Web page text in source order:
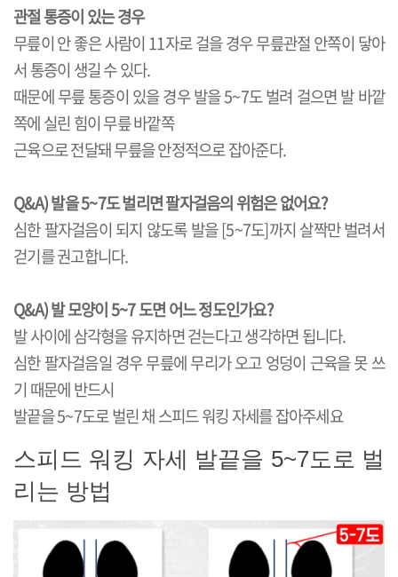
관절 통증이 있는 경우
무릎이 안 좋은 사람이 11자로 걸을 경우 무릎관절 안쪽이 닿아
서 통증이 생길 수 있다.
때문에 무릎 통증이 있을 경우 발을 5~7도 벌려 걸으면 발 바깥
쪽에 실린 힘이 무릎 바깥쪽
근육으로 전달돼 무릎을 안정적으로 잡아준다.
Q&A) 발을 5~7도 벌리면 팔자걸음의 위험은 없어요?
심한 팔자걸음이 되지 않도록 발을 [5~7도]까지 살짝만 벌려서
걷기를 권고합니다.
Q&A) 발 모양이 5~7 도면 어느 정도인가요?
발 사이에 삼각형을 유지하면 걷는다고 생각하면 됩니다.
심한 팔자걸음일 경우 무릎에 무리가 오고 엉덩이 근육을 못 쓰
기 때문에 반드시
발끝을 5~7도로 벌린 채 스피드 워킹 자세를 잡아주세요
스피드 워킹 자세 발끝을 5~7도로 벌
리는 방법